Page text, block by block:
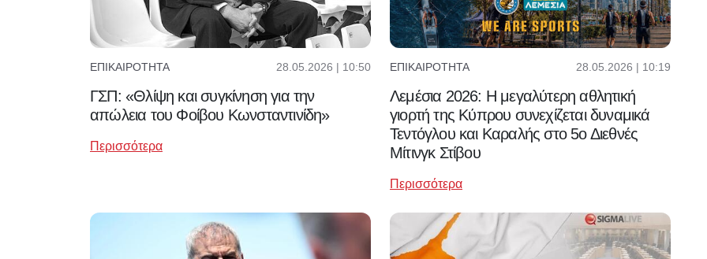
ΕΠΙΚΑΙΡΌΤΗΤΑ 28.05.2026 | 10:50
ΓΣΠ: «Θλίψη και συγκίνηση για την
απώλεια του Φοίβου Κωνσταντινίδη»
Περισσότερα
ΕΠΙΚΑΙΡΌΤΗΤΑ 28.05.2026 | 10:19
Λεμέσια 2026: Η μεγαλύτερη αθλητική
γιορτή της Κύπρου συνεχίζεται δυναμικά
Τεντόγλου και Καραλής στο 5ο Διεθνές
Μίτινγκ Στίβου
Περισσότερα